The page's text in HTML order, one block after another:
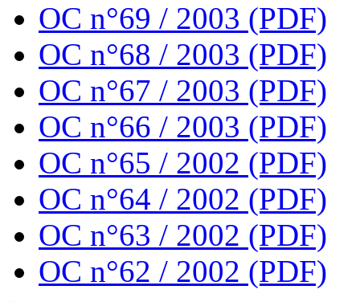
OC n°69 / 2003 (PDF)
OC n°68 / 2003 (PDF)
OC n°67 / 2003 (PDF)
OC n°66 / 2003 (PDF)
OC n°65 / 2002 (PDF)
OC n°64 / 2002 (PDF)
OC n°63 / 2002 (PDF)
OC n°62 / 2002 (PDF)